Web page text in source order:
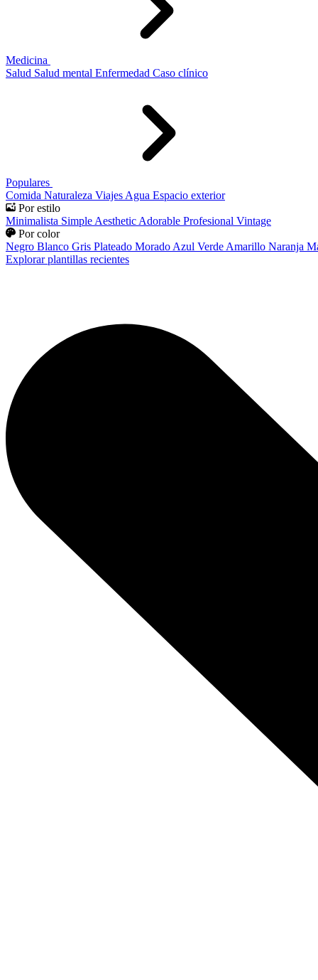
Medicina
Salud Salud mental Enfermedad Caso clínico
Populares
Comida Naturaleza Viajes Agua Espacio exterior
Por estilo
Minimalista Simple Aesthetic Adorable Profesional Vintage
Por color
Negro Blanco Gris Plateado Morado Azul Verde Amarillo Naranja
Explorar plantillas recientes